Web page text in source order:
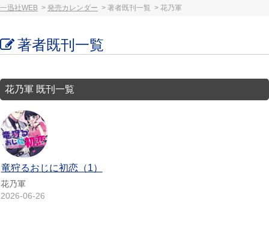
一迅社WEB 発売カレンダー 著者既刊一覧 花乃軍
著者既刊一覧
花乃軍 既刊一覧
竜狩るおじに初恋（1）
花乃軍
2026-06-26